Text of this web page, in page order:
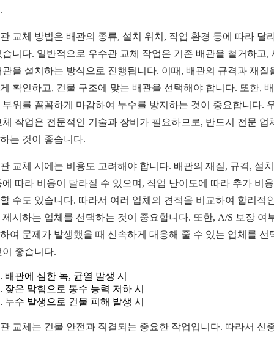
교체 방법은 배관의 종류, 설치 위치, 작업 환경 등에 따라 달
습니다. 일반적으로 우수관 교체 작업은 기존 배관을 철거하고,
관을 설치하는 방식으로 진행됩니다. 이때, 배관의 규격과 재질
확인하고, 건물 구조에 맞는 배관을 선택해야 합니다. 또한,
부위를 꼼꼼하게 마감하여 누수를 방지하는 것이 중요합니다.
체 작업은 전문적인 기술과 장비가 필요하므로, 반드시 전문 업
는 것이 좋습니다.
교체 시에는 비용도 고려해야 합니다. 배관의 재질, 규격, 설
에 따라 비용이 달라질 수 있으며, 작업 난이도에 따라 추가 비
수도 있습니다. 따라서 여러 업체의 견적을 비교하여 합리적
제시하는 업체를 선택하는 것이 중요합니다. 또한, A/S 보장 여
여 문제가 발생했을 때 신속하게 대응해 줄 수 있는 업체를 선
이 좋습니다.
배관에 심한 녹, 균열 발생 시
잦은 막힘으로 통수 능력 저하 시
누수 발생으로 건물 피해 발생 시
교체는 건물 안전과 직결되는 중요한 작업입니다. 따라서 신